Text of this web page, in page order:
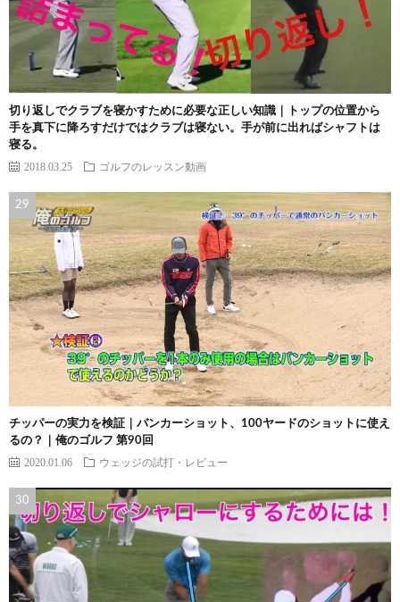
切り返しでクラブを寝かすために必要な正しい知識｜トップの位置から
手を真下に降ろすだけではクラブは寝ない。手が前に出ればシャフトは
寝る。
2018.03.25 ゴルフのレッスン動画
チッパーの実力を検証｜バンカーショット、100ヤードのショットに使え
るの？｜俺のゴルフ 第90回
2020.01.06 ウェッジの試打・レビュー